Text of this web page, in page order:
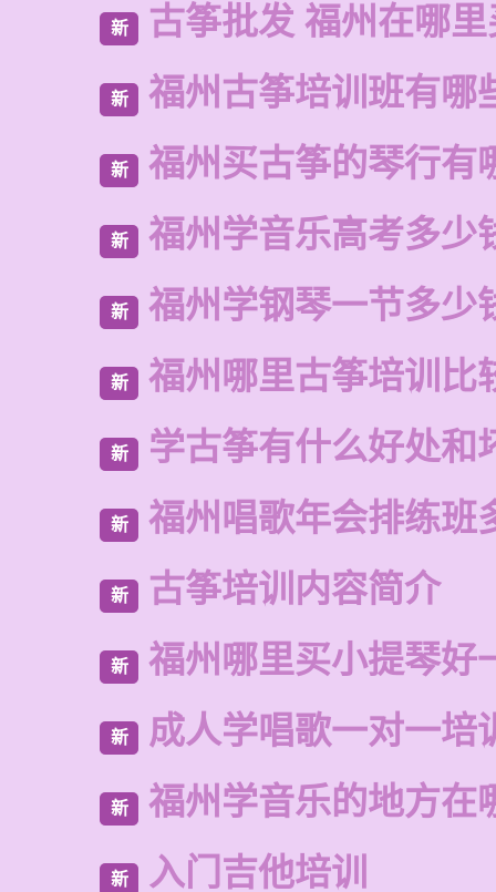
新 古筝批发 福州在哪
新 福州古筝培训班有哪
新 福州买古筝的琴行有
新 福州学音乐高考多少
新 福州学钢琴一节多少
新 福州哪里古筝培训比
新 学古筝有什么好处和
新 福州唱歌年会排练班
新 古筝培训内容简介
新 福州哪里买小提琴好
新 成人学唱歌一对一培
新 福州学音乐的地方在
新 入门吉他培训